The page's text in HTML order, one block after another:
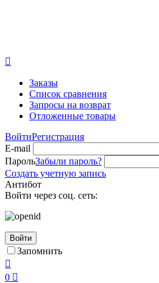

Заказы
Список сравнения
Запросы на возврат
Отложенные товары
ВойтиРегистрация
E-mail
ПарольЗабыли пароль?
Создать учетную запись
Антибот
Войти через соц. сеть:
Войти
Запомнить

0 